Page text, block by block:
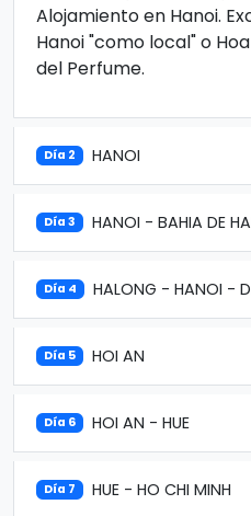
Alojamiento en Hanoi.
Hanoi "como local" o
del Perfume.
Día 2 HANOI
Día 3 HANOI - BAHIA DE
Día 4 HALONG - HANOI -
Día 5 HOI AN
Día 6 HOI AN - HUE
Día 7 HUE - HO CHI MINH